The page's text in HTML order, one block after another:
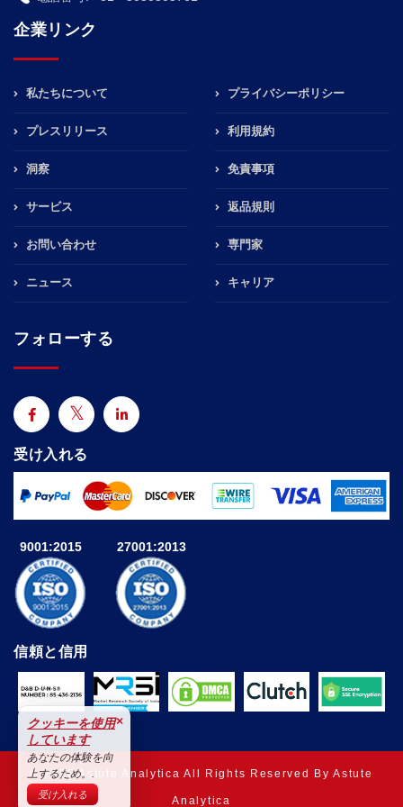
企業リンク
私たちについて
プレスリリース
洞察
サービス
お問い合わせ
ニュース
プライバシーポリシー
利用規約
免責事項
返品規則
専門家
キャリア
フォローする
受け入れる
9001:2015 27001:2013
信頼と信用
© 2025 Astute Analytica All Rights Reserved By Astute
Analytica
クッキーを使用
しています
×
あなたの体験を向
上するため。.
受け入れる